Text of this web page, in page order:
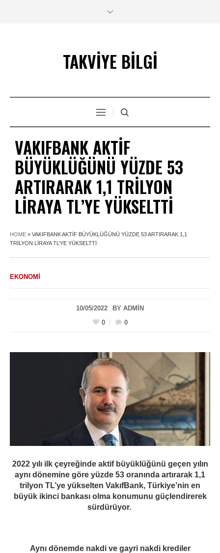
TAKVİYE BİLGİ
VAKIFBANK AKTIF
BÜYÜKLÜĞÜNÜ YÜZDE 53
ARTIRARAK 1,1 TRILYON
LIRAYA TL’YE YÜKSELTTI
HOME » VAKIFBANK AKTIF BÜYÜKLÜĞÜNÜ YÜZDE 53 ARTIRARAK 1,1
TRILYON LIRAYA TL’YE YÜKSELTTI
EKONOMI
10/05/2022 BY ADMIN
0
0
2022 yılı ilk çeyreğinde aktif büyüklüğünü geçen yılın
aynı dönemine göre yüzde 53 oranında artırarak 1,1
trilyon TL’ye yükselten VakıfBank, Türkiye’nin en
büyük ikinci bankası olma konumunu güçlendirerek
sürdürüyor.
Aynı dönemde nakdi ve gayri nakdi krediler